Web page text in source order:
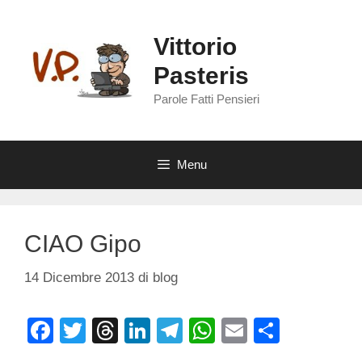
contenuto
Vittorio
Pasteris
Parole Fatti Pensieri
Menu
CIAO Gipo
14 Dicembre 2013 di blog
F
T
T
Li
T
W E